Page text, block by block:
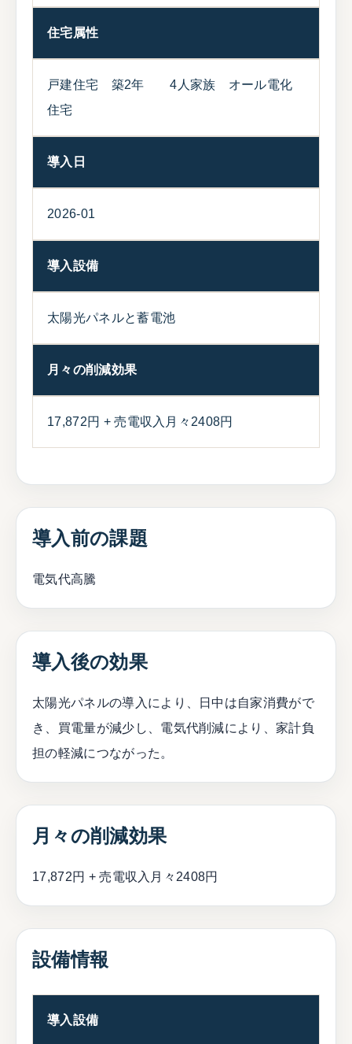
住宅属性
戸建住宅 築2年 4人家族 オール電化
住宅
導入日
2026-01
導入設備
太陽光パネルと蓄電池
月々の削減効果
17,872円 + 売電収入月々2408円
導入前の課題
電気代高騰
導入後の効果
太陽光パネルの導入により、日中は自家消費がで
き、買電量が減少し、電気代削減により、家計負
担の軽減につながった。
月々の削減効果
17,872円 + 売電収入月々2408円
設備情報
導入設備